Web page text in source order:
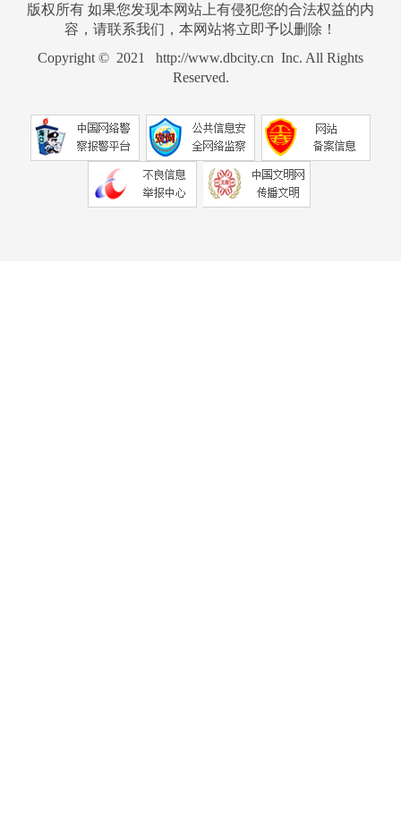
版权所有 如果您发现本网站上有侵犯您的合法权益的内
容，请联系我们，本网站将立即予以删除！
Copyright © 2021 http://www.dbcity.cn Inc. All Rights
Reserved.